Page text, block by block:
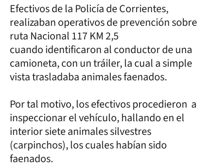
Efectivos de la Policía de Corrientes,
realizaban operativos de prevención sobre
ruta Nacional 117 KM 2,5
cuando identificaron al conductor de una
camioneta, con un tráiler, la cual a simple
vista trasladaba animales faenados.
Por tal motivo, los efectivos procedieron a
inspeccionar el vehículo, hallando en el
interior siete animales silvestres
(carpinchos), los cuales habían sido
faenados.